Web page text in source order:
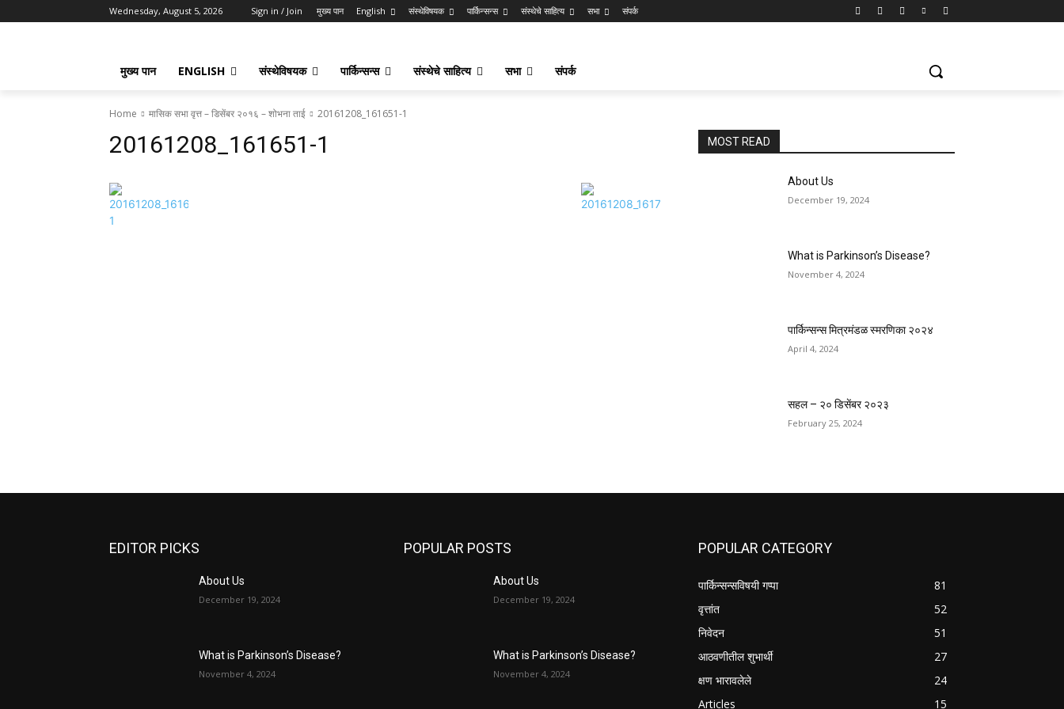
Wednesday, August 5, 2026 Sign in / Join मुख्य पान English संस्थेविषयक पार्किन्सन्स संस्थेचे साहित्य सभा संपर्क
मुख्य पान ENGLISH संस्थेविषयक पार्किन्सन्स संस्थेचे साहित्य सभा संपर्क
Home मासिक सभा वृत्त – डिसेंबर २०१६ – शोभना ताई 20161208_161651-1
20161208_161651-1 MOST READ
About Us
December 19, 2024
What is Parkinson’s Disease?
November 4, 2024
पार्किन्सन्स मित्रमंडळ स्मरणिका २०२४
April 4, 2024
सहल – २० डिसेंबर २०२३
February 25, 2024
EDITOR PICKS
About Us
December 19, 2024
What is Parkinson’s Disease?
November 4, 2024
POPULAR POSTS
About Us
December 19, 2024
What is Parkinson’s Disease?
November 4, 2024
POPULAR CATEGORY
पार्किन्सन्सविषयी गप्पा
81
वृत्तांत
52
निवेदन
51
आठवणीतील शुभार्थी
27
क्षण भारावलेले
24
Articles
15